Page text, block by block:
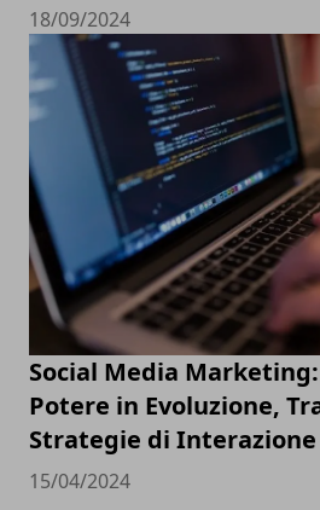
18/09/2024
Social Media
Potere in Evoluzione,
Strategie di Interazione
15/04/2024